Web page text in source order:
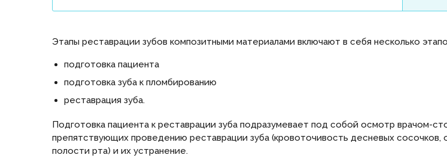
Этапы реставрации зубов композитными материалами включают в себя несколько
подготовка пациента
подготовка зуба к пломбированию
реставрация зуба.
Подготовка пациента к реставрации зуба подразумевает под собой осмотр врачом-
препятствующих проведению реставрации зуба (кровоточивость десневых сосочков,
полости рта) и их устранение.